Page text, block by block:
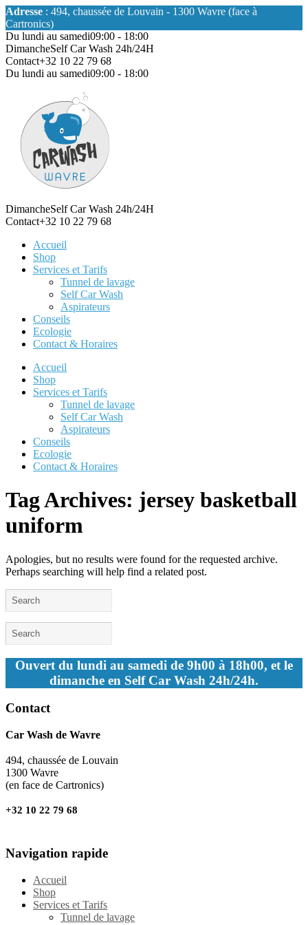
Adresse : 494, chaussée de Louvain - 1300 Wavre (face à
Cartronics)
Du lundi au samedi09:00 - 18:00
DimancheSelf Car Wash 24h/24H
Contact+32 10 22 79 68
Du lundi au samedi09:00 - 18:00
DimancheSelf Car Wash 24h/24H
Contact+32 10 22 79 68
Accueil
Shop
Services et Tarifs
Tunnel de lavage
Self Car Wash
Aspirateurs
Conseils
Ecologie
Contact & Horaires
Accueil
Shop
Services et Tarifs
Tunnel de lavage
Self Car Wash
Aspirateurs
Conseils
Ecologie
Contact & Horaires
Tag Archives: jersey basketball
uniform
Apologies, but no results were found for the requested archive.
Perhaps searching will help find a related post.
Ouvert du lundi au samedi de 9h00 à 18h00, et le
dimanche en Self Car Wash 24h/24h.
Contact
Car Wash de Wavre
494, chaussée de Louvain
1300 Wavre
(en face de Cartronics)
+32 10 22 79 68
Navigation rapide
Accueil
Shop
Services et Tarifs
Tunnel de lavage